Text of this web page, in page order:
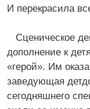
И перекрасила
Сценическое
дополнение к
«герой». Им
заведующая
сегодняшнего